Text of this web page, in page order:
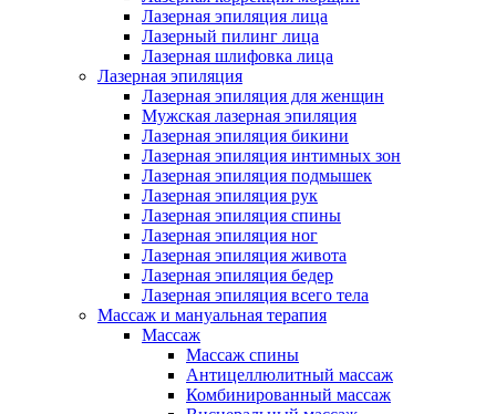
Лазерная эпиляция лица
Лазерный пилинг лица
Лазерная шлифовка лица
Лазерная эпиляция
Лазерная эпиляция для женщин
Мужская лазерная эпиляция
Лазерная эпиляция бикини
Лазерная эпиляция интимных зон
Лазерная эпиляция подмышек
Лазерная эпиляция рук
Лазерная эпиляция спины
Лазерная эпиляция ног
Лазерная эпиляция живота
Лазерная эпиляция бедер
Лазерная эпиляция всего тела
Массаж и мануальная терапия
Массаж
Массаж спины
Антицеллюлитный массаж
Комбинированный массаж